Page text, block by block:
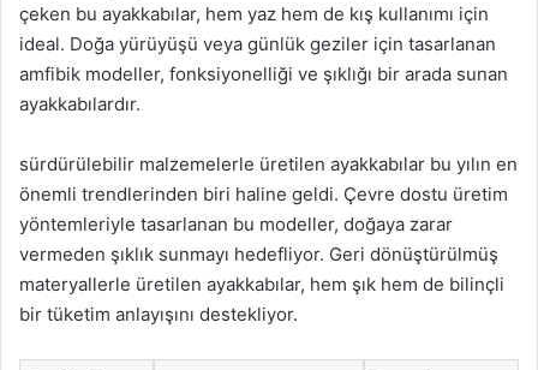
çeken bu ayakkabılar, hem yaz hem de kış kullanımı için
ideal. Doğa yürüyüşü veya günlük geziler için tasarlanan
amfibik modeller, fonksiyonelliği ve şıklığı bir arada sunan
ayakkabılardır.
sürdürülebilir malzemelerle üretilen ayakkabılar bu yılın en
önemli trendlerinden biri haline geldi. Çevre dostu üretim
yöntemleriyle tasarlanan bu modeller, doğaya zarar
vermeden şıklık sunmayı hedefliyor. Geri dönüştürülmüş
materyallerle üretilen ayakkabılar, hem şık hem de bilinçli
bir tüketim anlayışını destekliyor.